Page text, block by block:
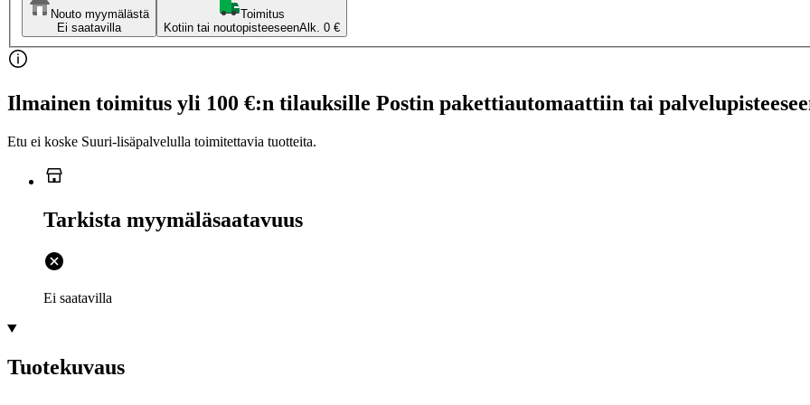
Nouto myymälästä
Ei saatavilla
Toimitus
Kotiin tai noutopisteeseenAlk. 0 €
Ilmainen toimitus yli 100 €:n tilauksille Postin pakettiautomaattiin tai
Etu ei koske Suuri‑lisäpalvelulla toimitettavia tuotteita.
Tarkista myymäläsaatavuus
Ei saatavilla
Tuotekuvaus